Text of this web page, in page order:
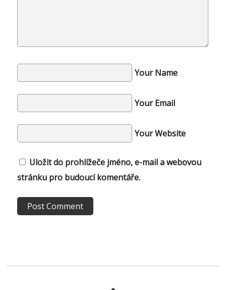
Your Name
Your Email
Your Website
Uložit do prohlížeče jméno, e-mail a webovou
stránku pro budoucí komentáře.